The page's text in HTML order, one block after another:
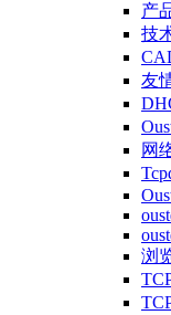
产
技
友
网
浏